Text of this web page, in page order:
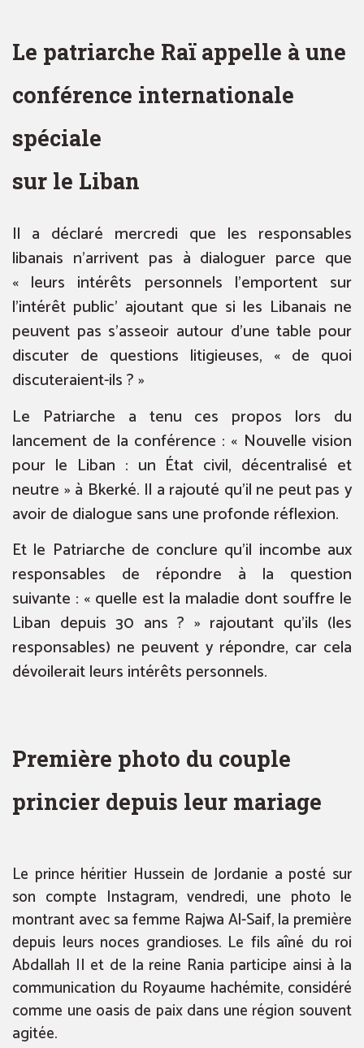
Le patriarche Raï appelle à une
conférence internationale
spéciale
sur le Liban
Il a déclaré mercredi que les responsables
libanais n’arrivent pas à dialoguer parce que
« leurs intérêts personnels l’emportent sur
l’intérêt public’ ajoutant que si les Libanais ne
peuvent pas s’asseoir autour d’une table pour
discuter de questions litigieuses, « de quoi
discuteraient-ils ? »
Le Patriarche a tenu ces propos lors du
lancement de la conférence : « Nouvelle vision
pour le Liban : un État civil, décentralisé et
neutre » à Bkerké. Il a rajouté qu’il ne peut pas y
avoir de dialogue sans une profonde réflexion.
Et le Patriarche de conclure qu’il incombe aux
responsables de répondre à la question
suivante : « quelle est la maladie dont souffre le
Liban depuis 30 ans ? » rajoutant qu’ils (les
responsables) ne peuvent y répondre, car cela
dévoilerait leurs intérêts personnels.
Première photo du couple
princier depuis leur mariage
Le prince héritier Hussein de Jordanie a posté sur
son compte Instagram, vendredi, une photo le
montrant avec sa femme Rajwa Al-Saif, la première
depuis leurs noces grandioses. Le fils aîné du roi
Abdallah II et de la reine Rania participe ainsi à la
communication du Royaume hachémite, considéré
comme une oasis de paix dans une région souvent
agitée.